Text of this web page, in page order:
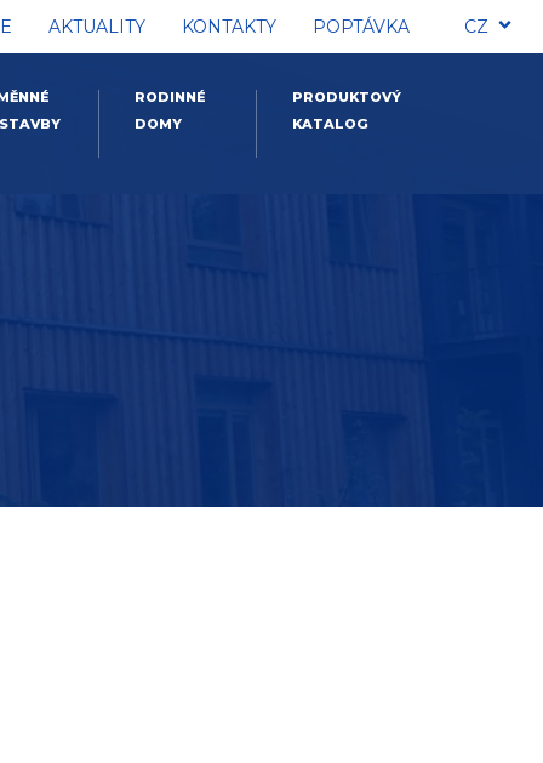
AKTUALITY KONTAKTY POPTÁVKA CZ
RODINNÉ
DOMY
PRODUKTOVÝ
KATALOG